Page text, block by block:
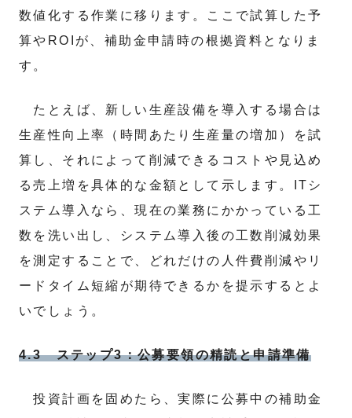
数値化する作業に移ります。ここで試算した予
算やROIが、補助金申請時の根拠資料となりま
す。
たとえば、新しい生産設備を導入する場合は
生産性向上率（時間あたり生産量の増加）を試
算し、それによって削減できるコストや見込め
る売上増を具体的な金額として示します。ITシ
ステム導入なら、現在の業務にかかっている工
数を洗い出し、システム導入後の工数削減効果
を測定することで、どれだけの人件費削減やリ
ードタイム短縮が期待できるかを提示するとよ
いでしょう。
4.3 ステップ3：公募要領の精読と申請準備
投資計画を固めたら、実際に公募中の補助金